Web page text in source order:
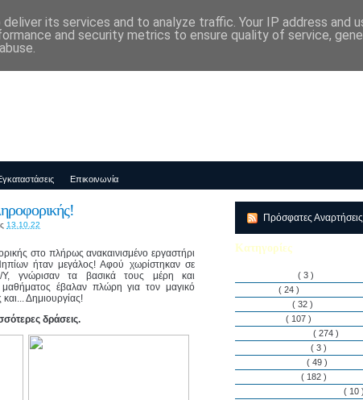
Νηπιαγωγείο "ΔΕΛΑΣΑΛ"
Επικοινωνία
13.10.22
στο πλήρως ανακαινισμένο εργαστήρι
ήταν μεγάλος! Αφού χωρίστηκαν σε
Υ, γνώρισαν τα βασικά τους μέρη και
έβαλαν πλώρη για τον μαγικό
Δημιουργίας!
δράσεις.
Πρόσφατες Αναρτήσεις
Κατηγορίες
( 3 )
( 24 )
( 32 )
( 107 )
( 274 )
( 3 )
( 49 )
( 182 )
( 10 )
its services and to analyze traffic. Your IP address and
and security metrics to ensure quality of service,